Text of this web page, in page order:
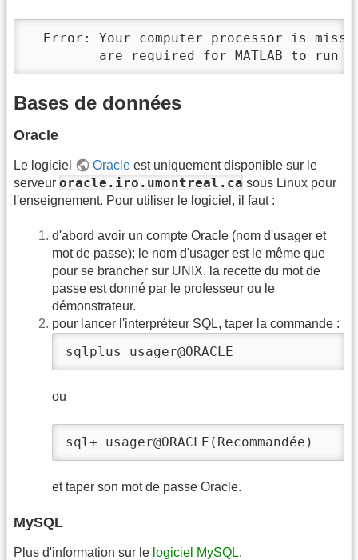
Error: Your computer processor is
are required for MATLAB to run
Bases de données
Oracle
Le logiciel Oracle est uniquement disponible sur le
serveur oracle.iro.umontreal.ca sous Linux pour
l'enseignement. Pour utiliser le logiciel, il faut :
d'abord avoir un compte Oracle (nom d'usager et
mot de passe); le nom d'usager est le même que
pour se brancher sur UNIX, la recette du mot de
passe est donné par le professeur ou le
démonstrateur.
pour lancer l'interpréteur SQL, taper la commande :
sqlplus usager@ORACLE
ou
sql+ usager@ORACLE(Recommandée)
et taper son mot de passe Oracle.
MySQL
Plus d'information sur le logiciel MySQL.